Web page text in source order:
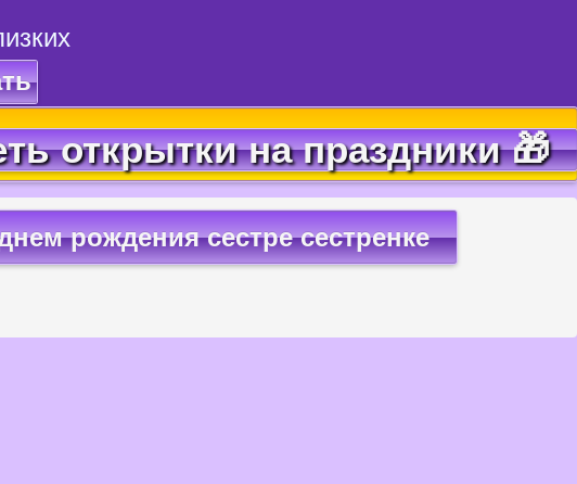
открытки на праздники 🎁
рождения сестре сестренке